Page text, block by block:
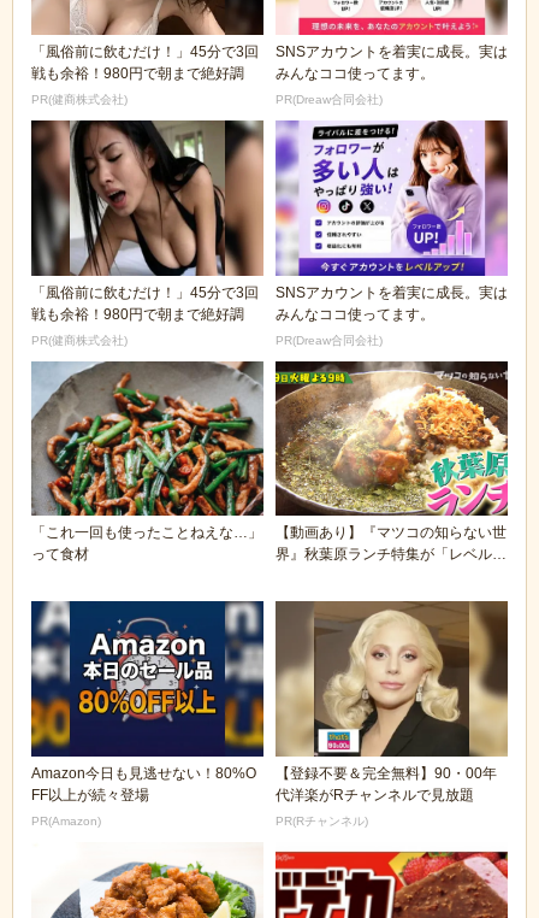
「風俗前に飲むだけ！」45分で3回
戦も余裕！980円で朝まで絶好調
PR(健商株式会社)
SNSアカウントを着実に成長。実は
みんなココ使ってます。
PR(Dreaw合同会社)
「風俗前に飲むだけ！」45分で3回
戦も余裕！980円で朝まで絶好調
PR(健商株式会社)
SNSアカウントを着実に成長。実は
みんなココ使ってます。
PR(Dreaw合同会社)
「これ一回も使ったことねえな…」
って食材
【動画あり】『マツコの知らない世
界』秋葉原ランチ特集が「レベル高
Amazon今日も見逃せない！80%O
FF以上が続々登場
PR(Amazon)
【登録不要＆完全無料】90・00年
代洋楽がRチャンネルで見放題
PR(Rチャンネル)